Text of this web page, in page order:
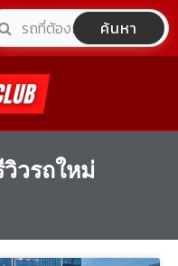
ค้นหา
วิวรถใหม่